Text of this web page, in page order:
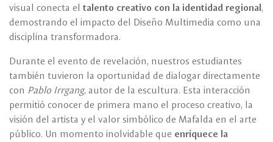
visual conecta el talento creativo con la identidad regional,
demostrando el impacto del Diseño Multimedia como una
disciplina transformadora.
Durante el evento de revelación, nuestros estudiantes
también tuvieron la oportunidad de dialogar directamente
con Pablo Irrgang, autor de la escultura. Esta interacción
permitió conocer de primera mano el proceso creativo, la
visión del artista y el valor simbólico de Mafalda en el arte
público. Un momento inolvidable que enriquece la